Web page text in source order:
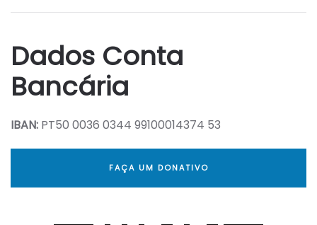
Dados Conta
Bancária
IBAN: PT50 0036 0344 99100014374 53
FAÇA UM DONATIVO